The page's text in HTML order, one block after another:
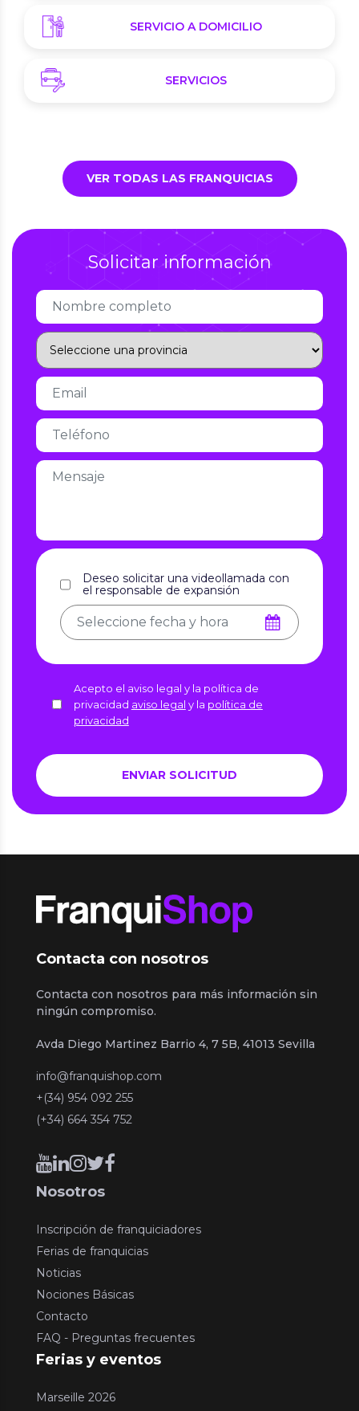
SERVICIO A DOMICILIO
SERVICIOS
VER TODAS LAS FRANQUICIAS
Solicitar información
Deseo solicitar una videollamada con
el responsable de expansión
Acepto el aviso legal y la política de
privacidad aviso legal y la política de
privacidad
Contacta con nosotros
Contacta con nosotros para más información sin
ningún compromiso.
Avda Diego Martinez Barrio 4, 7 5B, 41013 Sevilla
info@franquishop.com
+(34) 954 092 255
(+34) 664 354 752
Nosotros
Inscripción de franquiciadores
Ferias de franquicias
Noticias
Nociones Básicas
Contacto
FAQ - Preguntas frecuentes
Ferias y eventos
Marseille 2026